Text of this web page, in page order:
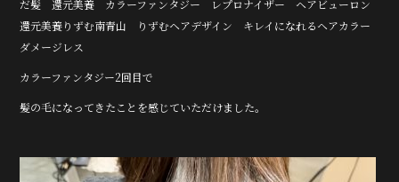
だ髪 還元美養 カラーファンタジー レプロナイザー ヘアビューロン
還元美養りずむ南青山 りずむヘアデザイン キレイになれるヘアカラー
ダメージレス
カラーファンタジー2回目で
髪の毛になってきたことを感じていただけました。